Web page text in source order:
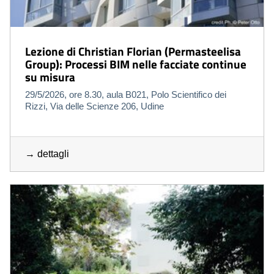
Lezione di Christian Florian (Permasteelisa
Group): Processi BIM nelle facciate continue
su misura
29/5/2026, ore 8.30, aula B021, Polo Scientifico dei
Rizzi, Via delle Scienze 206, Udine
→ dettagli